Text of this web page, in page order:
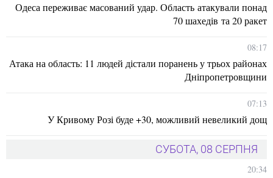
Одеса переживає масований удар. Область атакували понад
70 шахедів та 20 ракет
08:17
Атака на область: 11 людей дістали поранень у трьох районах
Дніпропетровщини
07:13
У Кривому Розі буде +30, можливий невеликий дощ
СУБОТА, 08 СЕРПНЯ
20:34